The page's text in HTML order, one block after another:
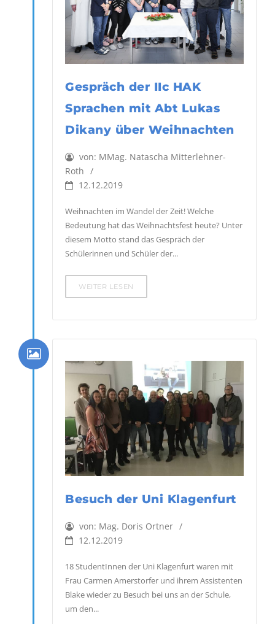
Gespräch der IIc HAK
Sprachen mit Abt Lukas
Dikany über Weihnachten
von: MMag. Natascha Mitterlehner-
Roth
12.12.2019
Weihnachten im Wandel der Zeit! Welche
Bedeutung hat das Weihnachtsfest heute? Unter
diesem Motto stand das Gespräch der
Schülerinnen und Schüler der...
WEITER LESEN
Besuch der Uni Klagenfurt
von: Mag. Doris Ortner
12.12.2019
18 StudentInnen der Uni Klagenfurt waren mit
Frau Carmen Amerstorfer und ihrem Assistenten
Blake wieder zu Besuch bei uns an der Schule,
um den...